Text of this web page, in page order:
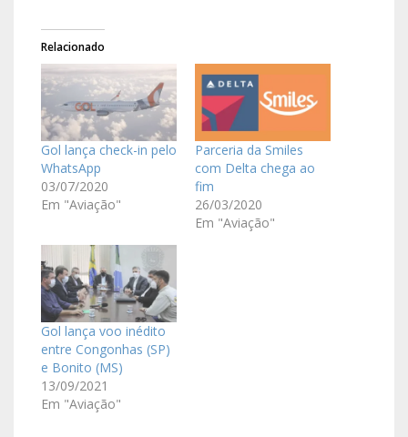
Relacionado
Gol lança check-in pelo
WhatsApp
03/07/2020
Em "Aviação"
Parceria da Smiles
com Delta chega ao
fim
26/03/2020
Em "Aviação"
Gol lança voo inédito
entre Congonhas (SP)
e Bonito (MS)
13/09/2021
Em "Aviação"